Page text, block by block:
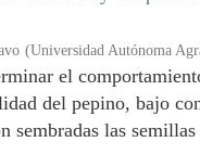
(Universidad Autónoma
el
del pepino, bajo
sembradas las